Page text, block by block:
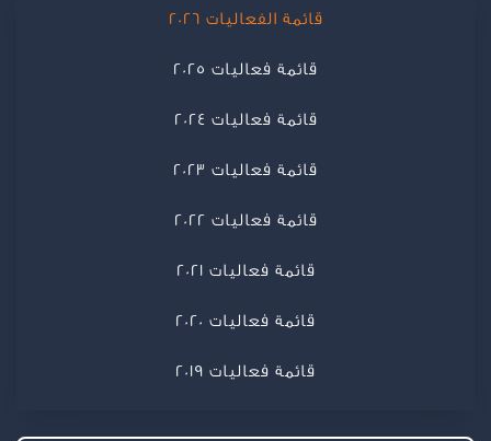
قائمة الفعاليات 2026
قائمة فعاليات 2025
قائمة فعاليات 2024
قائمة فعاليات 2023
قائمة فعاليات 2022
قائمة فعاليات 2021
قائمة فعاليات 2020
قائمة فعاليات 2019